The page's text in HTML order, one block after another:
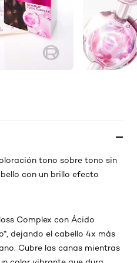
tono sobre tono sin
con un brillo efecto
Complex con Ácido
dejando el cabello 4x más
Cubre las canas mientras